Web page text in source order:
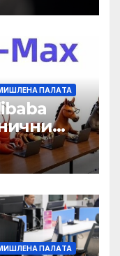
ПАЛAТА
часово
на
ПАЛAТА